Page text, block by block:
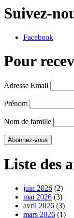
Suivez-
Facebook
Pour
Adresse Email
Prénom
Nom de famille
Liste des
juin 2026 (2)
mai 2026 (3)
avril 2026 (3)
mars 2026 (1)